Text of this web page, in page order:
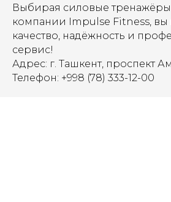
Выбирая силовые тренажёры
компании Impulse Fitness, вы
качество, надёжность и
сервис!
Адрес: г. Ташкент, проспект
Телефон: +998 (78) 333-12-00